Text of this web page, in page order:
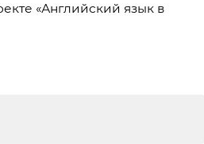
«Английский язык в